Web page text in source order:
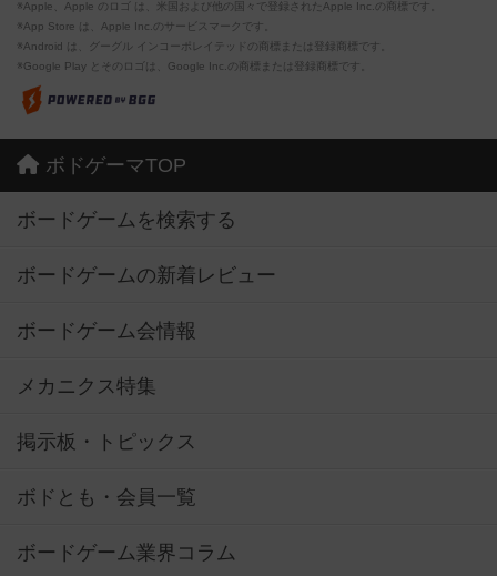
※Apple、Apple のロゴ は、米国および他の国々で登録されたApple Inc.の商標です。
※App Store は、Apple Inc.のサービスマークです。
※Android は、グーグル インコーポレイテッドの商標または登録商標です。
※Google Play とそのロゴは、Google Inc.の商標または登録商標です。
ボドゲーマTOP
ボードゲームを検索する
ボードゲームの新着レビュー
ボードゲーム会情報
メカニクス特集
掲示板・トピックス
ボドとも・会員一覧
ボードゲーム業界コラム